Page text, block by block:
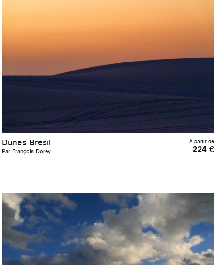
Dunes Brésil
Par François Dorey
À partir de
224€